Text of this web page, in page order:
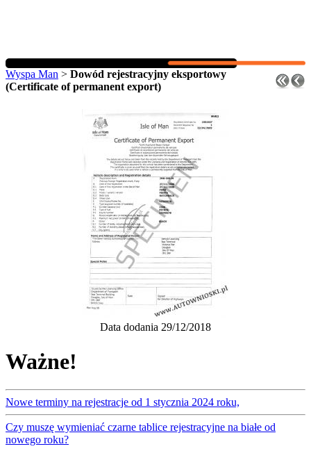
Wyspa Man > Dowód rejestracyjny eksportowy
(Certificate of permanent export)
Data dodania 29/12/2018
Ważne!
Nowe terminy na rejestracje od 1 stycznia 2024 roku,
Czy muszę wymieniać czarne tablice rejestracyjne na białe od
nowego roku?